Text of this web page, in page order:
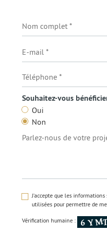
Souhaitez-vous
Oui
Non
J'accepte que les
utilisées pour permettre de
Vérification humaine :